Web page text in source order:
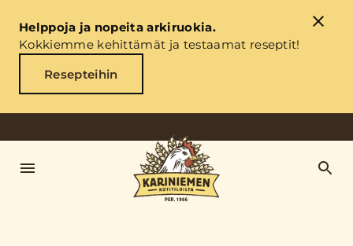
Helppoja ja nopeita arkiruokia.
Kokkiemme kehittämät ja testaamat reseptit!
Resepteihin